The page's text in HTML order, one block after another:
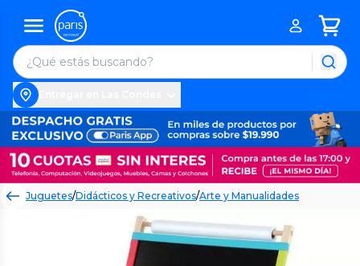
Juguetes/Didácticos y Recreativos/Arte y Manualidades